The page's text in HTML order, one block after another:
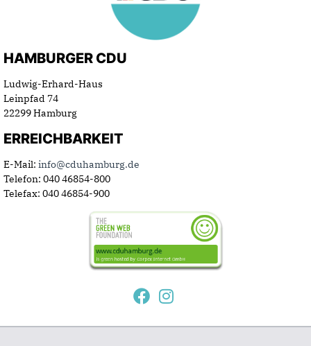
HAMBURGER CDU
Ludwig-Erhard-Haus
Leinpfad 74
22299 Hamburg
ERREICHBARKEIT
E-Mail: info@cduhamburg.de
Telefon: 040 46854-800
Telefax: 040 46854-900